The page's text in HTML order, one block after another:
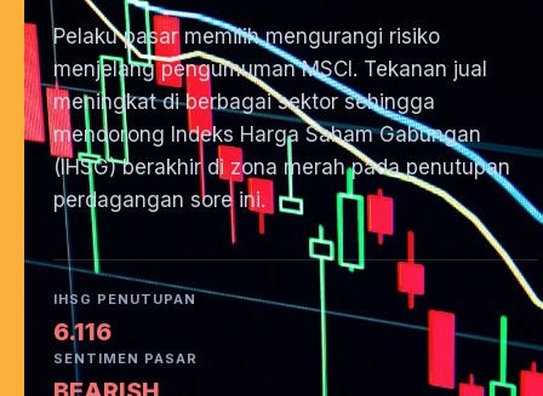
Pelaku pasar memilih mengurangi risiko
menjelang pengumuman MSCI. Tekanan jual
meningkat di berbagai sektor sehingga
mendorong Indeks Harga Saham Gabungan
(IHSG) berakhir di zona merah pada penutupan
perdagangan sore ini.
IHSG PENUTUPAN
6.116
SENTIMEN PASAR